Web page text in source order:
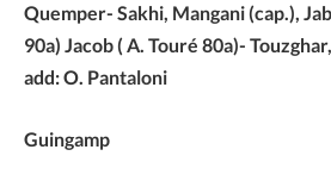
Quemper- Sakhi, Mangani (cap.),
90a) Jacob ( A. Touré 80a)-
add: O. Pantaloni
Guingamp